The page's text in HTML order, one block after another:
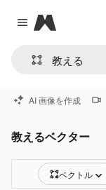
Close menu
Magnific
AI 画像を作成
教えるベクター
ベクトル